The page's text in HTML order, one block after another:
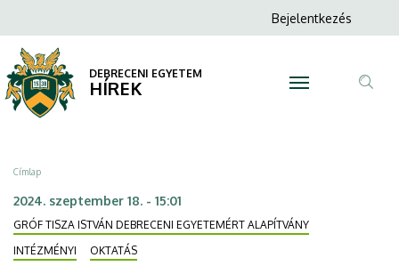
DE
is
köszöntötte
a
zsidó
újévet
a
tartalomra
Anonim
menüje
Bejelentkezés
DEBRECENI EGYETEM
HÍREK
Morzsa
Címlap
2024. szeptember 18. - 15:01
GRÓF TISZA ISTVÁN DEBRECENI EGYETEMÉRT ALAPÍTVÁNY
INTÉZMÉNYI
OKTATÁS